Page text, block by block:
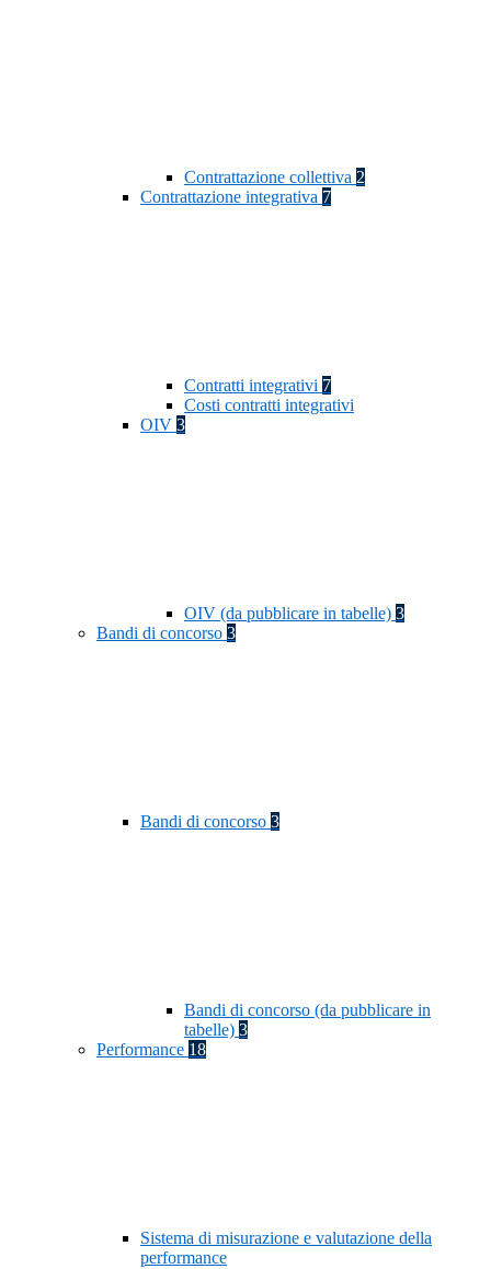
Contrattazione collettiva 2
Contrattazione integrativa 7
Contratti integrativi 7
Costi contratti integrativi
OIV 3
OIV (da pubblicare in tabelle) 3
Bandi di concorso 3
Bandi di concorso 3
Bandi di concorso (da pubblicare in
tabelle) 3
Performance 18
Sistema di misurazione e valutazione della
performance